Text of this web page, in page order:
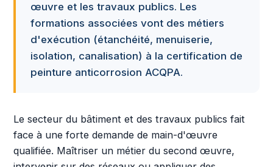
œuvre et les travaux publics. Les
formations associées vont des métiers
d'exécution (étanchéité, menuiserie,
isolation, canalisation) à la certification de
peinture anticorrosion ACQPA.
Le secteur du bâtiment et des travaux publics fait
face à une forte demande de main-d'œuvre
qualifiée. Maîtriser un métier du second œuvre,